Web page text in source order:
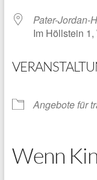
Pater-Jordan-
Im Höllstein
Angebote für
Wenn